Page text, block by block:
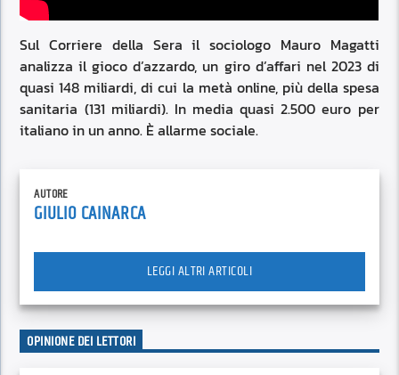
Sul Corriere della Sera il sociologo Mauro Magatti
analizza il gioco d’azzardo, un giro d’affari nel 2023 di
quasi 148 miliardi, di cui la metà online, più della spesa
sanitaria (131 miliardi). In media quasi 2.500 euro per
italiano in un anno. È allarme sociale.
AUTORE
GIULIO CAINARCA
LEGGI ALTRI ARTICOLI
OPINIONE DEI LETTORI